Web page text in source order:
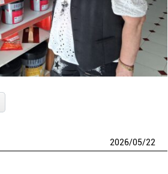
2026/05/22